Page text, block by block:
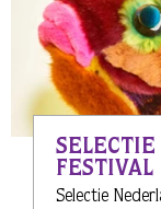
FESTIVAL
Selectie